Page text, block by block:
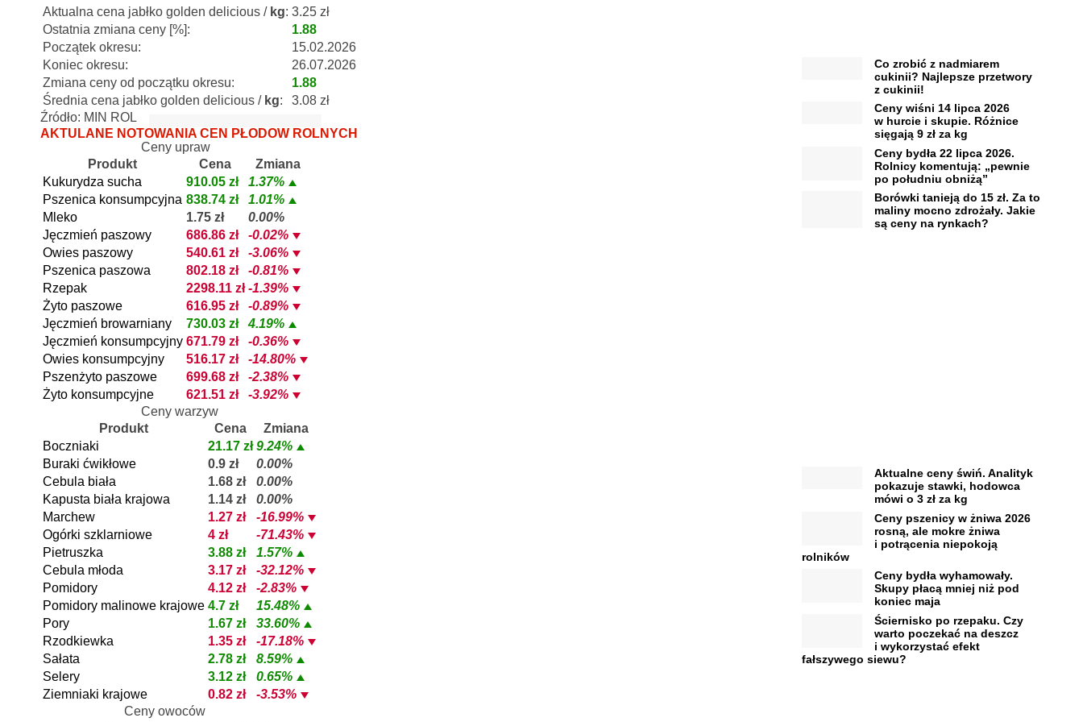
Aktualna cena jabłko golden delicious / kg: 3.25 zł
Ostatnia zmiana ceny [%]:
1.88
Początek okresu:
15.02.2026
Koniec okresu:
26.07.2026
Zmiana ceny od początku okresu:
1.88
Średnia cena jabłko golden delicious / kg:
3.08 zł
Źródło: MIN ROL
AKTULANE NOTOWANIA CEN PŁODÓW ROLNYCH
Ceny upraw
Produkt
Cena
Zmiana
Kukurydza sucha
910.05 zł
1.37%
Pszenica konsumpcyjna 838.74 zł
1.01%
Mleko
1.75 zł
0.00%
Jęczmień paszowy
686.86 zł
-0.02%
Owies paszowy
540.61 zł
-3.06%
Pszenica paszowa
802.18 zł
-0.81%
Rzepak
2298.11 zł -1.39%
Żyto paszowe
616.95 zł
-0.89%
Jęczmień browarniany
730.03 zł
4.19%
Jęczmień konsumpcyjny 671.79 zł
-0.36%
Owies konsumpcyjny
516.17 zł
-14.80%
Pszenżyto paszowe
699.68 zł
-2.38%
Żyto konsumpcyjne
621.51 zł
-3.92%
Ceny warzyw
Produkt
Cena
Zmiana
Boczniaki
21.17 zł 9.24%
Buraki ćwikłowe
0.9 zł
0.00%
Cebula biała
1.68 zł
0.00%
Kapusta biała krajowa
1.14 zł
0.00%
Marchew
1.27 zł
-16.99%
Ogórki szklarniowe
4 zł
-71.43%
Pietruszka
3.88 zł
1.57%
Cebula młoda
3.17 zł
-32.12%
Pomidory
4.12 zł
-2.83%
Pomidory malinowe krajowe 4.7 zł
15.48%
Pory
1.67 zł
33.60%
Rzodkiewka
1.35 zł
-17.18%
Sałata
2.78 zł
8.59%
Selery
3.12 zł
0.65%
Ziemniaki krajowe
0.82 zł
-3.53%
Ceny owoców
Co zrobić z nadmiarem
cukinii? Najlepsze przetwory
z cukinii!
Ceny wiśni 14 lipca 2026
w hurcie i skupie. Różnice
sięgają 9 zł za kg
Ceny bydła 22 lipca 2026.
Rolnicy komentują: „pewnie
po południu obniżą”
Borówki tanieją do 15 zł. Za to
maliny mocno zdrożały. Jakie
są ceny na rynkach?
Aktualne ceny świń. Analityk
pokazuje stawki, hodowca
mówi o 3 zł za kg
Ceny pszenicy w żniwa 2026
rosną, ale mokre żniwa
i potrącenia niepokoją
rolników
Ceny bydła wyhamowały.
Skupy płacą mniej niż pod
koniec maja
Ściernisko po rzepaku. Czy
warto poczekać na deszcz
i wykorzystać efekt
fałszywego siewu?